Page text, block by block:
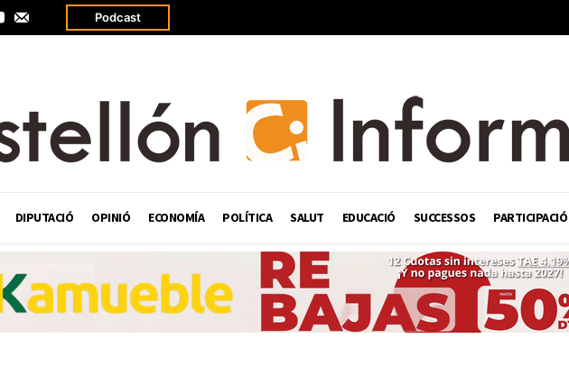
Podcast
DIPUTACIÓ OPINIÓ ECONOMÍA POLÍTICA SALUT EDUCACIÓ SUCCESSOS PARTICIPACIÓ